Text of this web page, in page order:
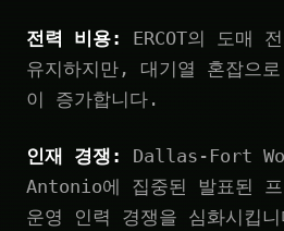
전력 비용:
ERCOT의 도매
유지하지만, 대기열 혼잡으
이 증가합니다.
인재 경쟁:
Dallas-Fort
Antonio에 집중된 발표된
운영 인력 경쟁을 심화시킵